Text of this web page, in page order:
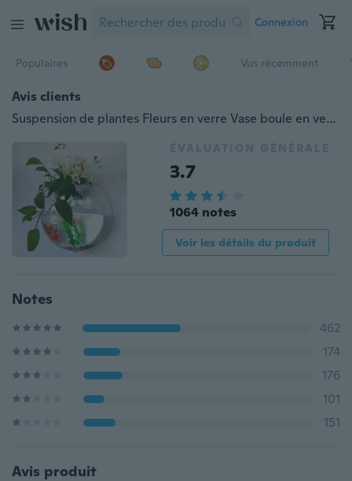
Connexion
Populaires Vus récemment
Avis clients
Suspension de plantes Fleurs en verre Vase boule en verre Vase Terrarium aquarium mur aquarium aquarium décoratif aquarium aquarium aquarium cuvette à poissons
ÉVALUATION GÉNÉRALE
3.7
1064 notes
Voir les détails du produit
Notes
462
174
176
101
151
Avis produit